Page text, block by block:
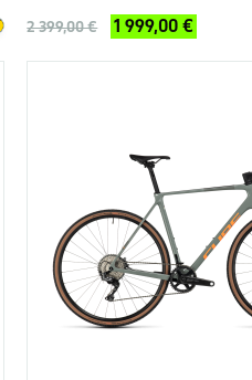
2 399,00 € 1 999,00 €